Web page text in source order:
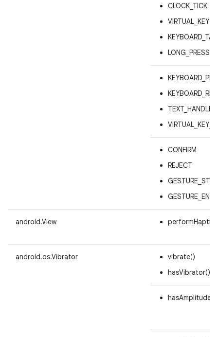
CLOCK_TICK
VIRTUAL_KEY
KEYBOARD_TAP
LONG_PRESS
CONFIRM
REJECT
GESTURE_END
android.View
android.os.Vibrator
vibrate()
hasVibrator()